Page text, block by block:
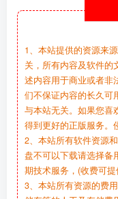
1、本站提供的资源来
关，所有内容及软件的
述内容用于商业或者非
们不保证内容的长久可
与本站无关。如果您喜
得到更好的正版服务。
2、本站所有软件资源
盘不可以下载请选择备
期技术服务，(收费可
3、本站所有资源的费